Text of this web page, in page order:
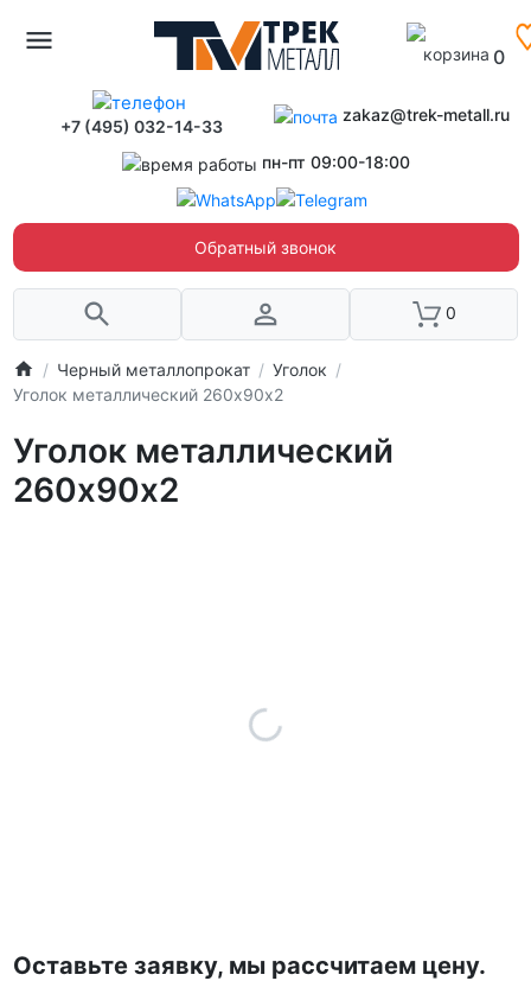
0
+7 (495) 032-14-33
zakaz@trek-metall.ru
пн-пт 09:00-18:00
Обратный звонок
0
Черный металлопрокат
Уголок
Уголок металлический 260х90х2
Уголок металлический
260х90х2
Оставьте заявку, мы рассчитаем цену.